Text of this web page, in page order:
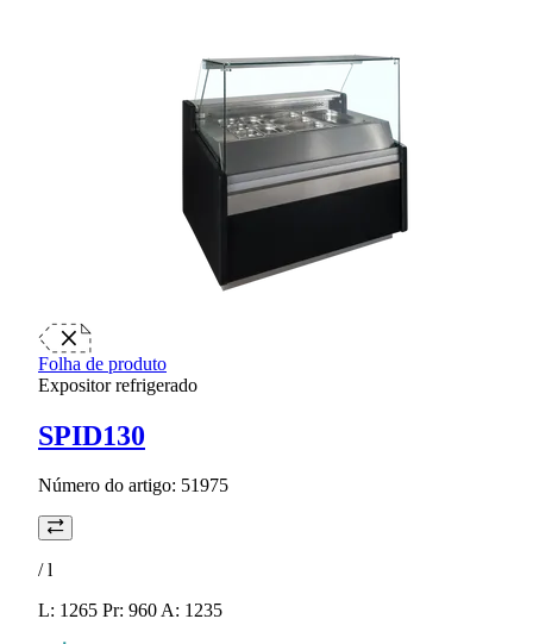
Folha de produto
Expositor refrigerado
SPID130
Número do artigo: 51975
/l
L: 1265 Pr: 960 A: 1235